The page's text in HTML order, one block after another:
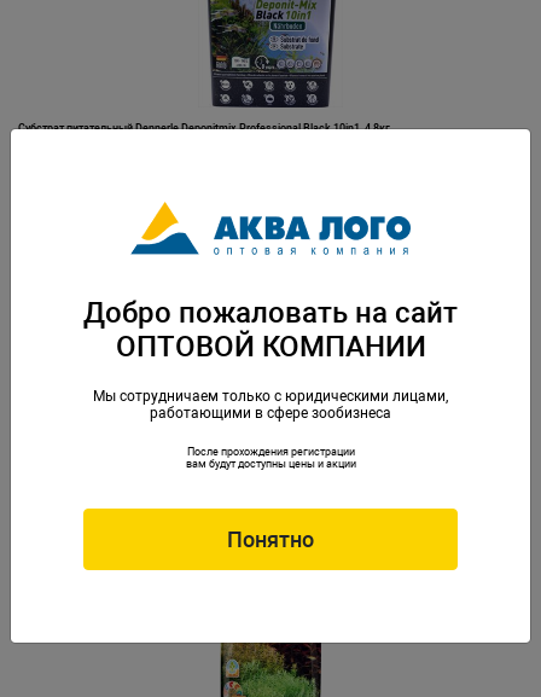
Субстрат питательный Dennerle Deponitmix Professional Black 10in1, 4,8кг
Субстрат питательный Dennerle Deponitmix Professional Black 10in1, 9,6кг
Добро пожаловать на сайт
ОПТОВОЙ КОМПАНИИ
Мы сотрудничаем только с юридическими лицами,
работающими в сфере зообизнеса
После прохождения регистрации
вам будут доступны цены и акции
Понятно